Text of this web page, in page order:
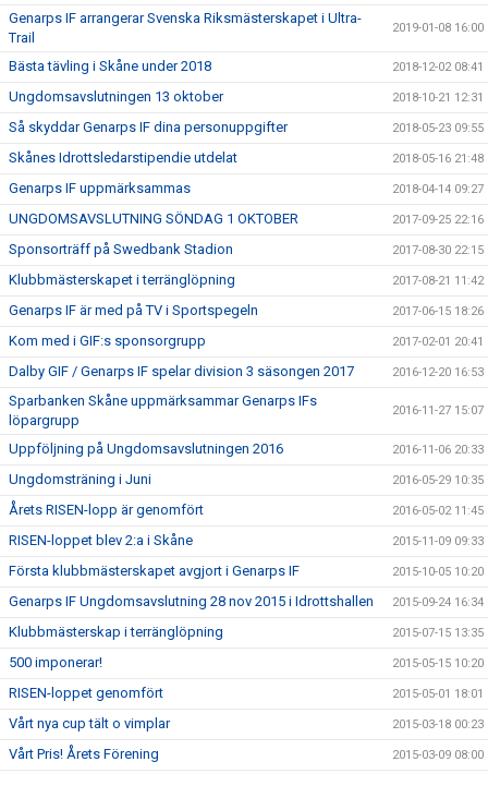
Genarps IF arrangerar Svenska Riksmästerskapet i Ultra-
Trail
2019-01-08 16:00
Bästa tävling i Skåne under 2018 2018-12-02 08:41
Ungdomsavslutningen 13 oktober 2018-10-21 12:31
Så skyddar Genarps IF dina personuppgifter 2018-05-23 09:55
Skånes Idrottsledarstipendie utdelat 2018-05-16 21:48
Genarps IF uppmärksammas 2018-04-14 09:27
UNGDOMSAVSLUTNING SÖNDAG 1 OKTOBER 2017-09-25 22:16
Sponsorträff på Swedbank Stadion 2017-08-30 22:15
Klubbmästerskapet i terränglöpning 2017-08-21 11:42
Genarps IF är med på TV i Sportspegeln 2017-06-15 18:26
Kom med i GIF:s sponsorgrupp 2017-02-01 20:41
Dalby GIF / Genarps IF spelar division 3 säsongen 2017 2016-12-20 16:53
Sparbanken Skåne uppmärksammar Genarps IFs
löpargrupp
2016-11-27 15:07
Uppföljning på Ungdomsavslutningen 2016 2016-11-06 20:33
Ungdomsträning i Juni 2016-05-29 10:35
Årets RISEN-lopp är genomfört 2016-05-02 11:45
RISEN-loppet blev 2:a i Skåne 2015-11-09 09:33
Första klubbmästerskapet avgjort i Genarps IF 2015-10-05 10:20
Genarps IF Ungdomsavslutning 28 nov 2015 i Idrottshallen 2015-09-24 16:34
Klubbmästerskap i terränglöpning 2015-07-15 13:35
500 imponerar! 2015-05-15 10:20
RISEN-loppet genomfört 2015-05-01 18:01
Vårt nya cup tält o vimplar 2015-03-18 00:23
Vårt Pris! Årets Förening 2015-03-09 08:00